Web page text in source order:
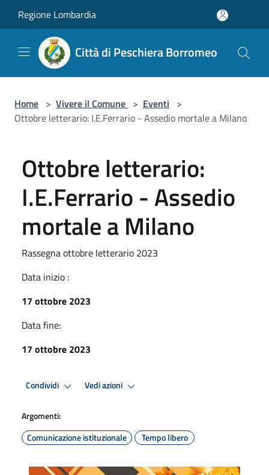
Regione Lombardia
Città di Peschiera Borromeo
Home > Vivere il Comune > Eventi >
Ottobre letterario: I.E.Ferrario - Assedio mortale a Milano
Ottobre letterario:
I.E.Ferrario - Assedio
mortale a Milano
Rassegna ottobre letterario 2023
Data inizio :
17 ottobre 2023
Data fine:
17 ottobre 2023
Condividi Vedi azioni
Argomenti:
Comunicazione istituzionale
Tempo libero